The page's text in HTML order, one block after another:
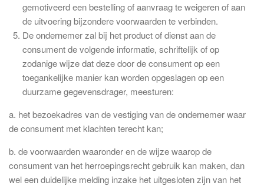
gemotiveerd een bestelling of aanvraag te weigeren of aan
de uitvoering bijzondere voorwaarden te verbinden.
De ondernemer zal bij het product of dienst aan de
consument de volgende informatie, schriftelijk of op
zodanige wijze dat deze door de consument op een
toegankelijke manier kan worden opgeslagen op een
duurzame gegevensdrager, meesturen:
a. het bezoekadres van de vestiging van de ondernemer waar
de consument met klachten terecht kan;
b. de voorwaarden waaronder en de wijze waarop de
consument van het herroepingsrecht gebruik kan maken, dan
wel een duidelijke melding inzake het uitgesloten zijn van het